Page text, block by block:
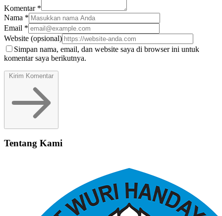
Komentar *
Nama *
Email *
Website (opsional)
Simpan nama, email, dan website saya di browser ini untuk
komentar saya berikutnya.
Tentang Kami